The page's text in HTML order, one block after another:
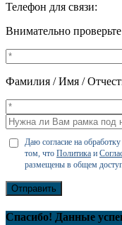
Телефон для связи:
Внимательно
Фамилия / Имя /
Даю согласие на
том, что Политика и
размещены в общем
Отправить
Спасибо! Данные